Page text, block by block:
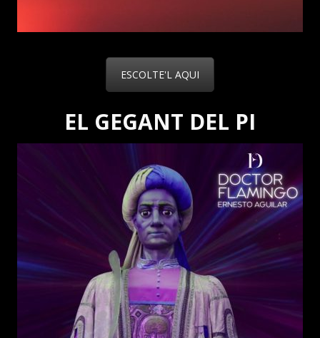
ESCOLTE'L AQUI
EL GEGANT DEL PI